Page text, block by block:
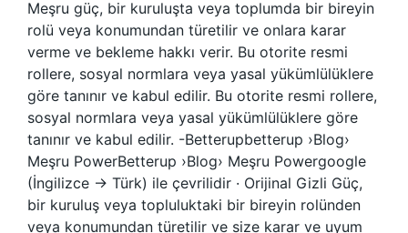
Meşru güç, bir kuruluşta veya toplumda bir bireyin
rolü veya konumundan türetilir ve onlara karar
verme ve bekleme hakkı verir. Bu otorite resmi
rollere, sosyal normlara veya yasal yükümlülüklere
göre tanınır ve kabul edilir. Bu otorite resmi rollere,
sosyal normlara veya yasal yükümlülüklere göre
tanınır ve kabul edilir. -Betterupbetterup ›Blog›
Meşru PowerBetterup ›Blog› Meşru Powergoogle
(İngilizce → Türk) ile çevrilidir · Orijinal Gizli Güç,
bir kuruluş veya topluluktaki bir bireyin rolünden
veya konumundan türetilir ve size karar ve uyum